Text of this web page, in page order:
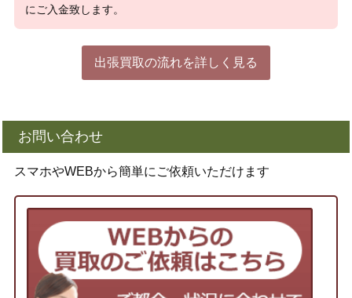
にご入金致します。
出張買取の流れを詳しく見る
お問い合わせ
スマホやWEBから簡単にご依頼いただけます